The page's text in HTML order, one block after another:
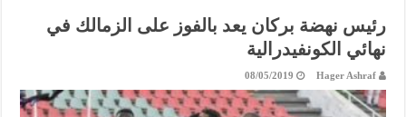
رئيس نهضة بركان يعد بالفوز على الزمالك في
نهائي الكونفيدرالية
Hager Ashraf
08/05/2019